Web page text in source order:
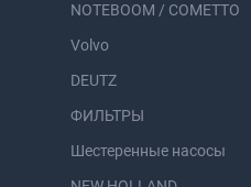
NOTEBOOM / COMETTO
Volvo
DEUTZ
ФИЛЬТРЫ
Шестеренные насосы